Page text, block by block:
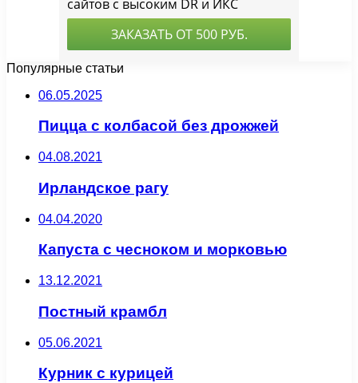
Популярные статьи
06.05.2025
Пицца с колбасой без дрожжей
04.08.2021
Ирландское рагу
04.04.2020
Капуста с чесноком и морковью
13.12.2021
Постный крамбл
05.06.2021
Курник с курицей